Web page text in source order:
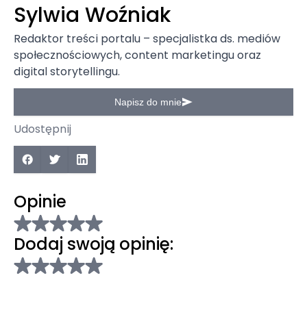
Sylwia Woźniak
Redaktor treści portalu – specjalistka ds. mediów
społecznościowych, content marketingu oraz
digital storytellingu.
Napisz do mnie
Udostępnij
Opinie
Dodaj swoją opinię: